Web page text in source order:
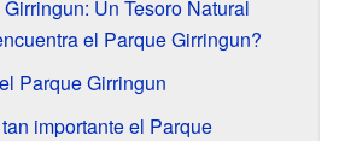
Un Tesoro Natural
el Parque Girringun?
Parque Girringun
importante el Parque